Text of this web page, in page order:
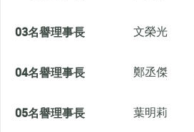
03名譽理事長 文榮光
04名譽理事長 鄭丞傑
05名譽理事長 葉明莉